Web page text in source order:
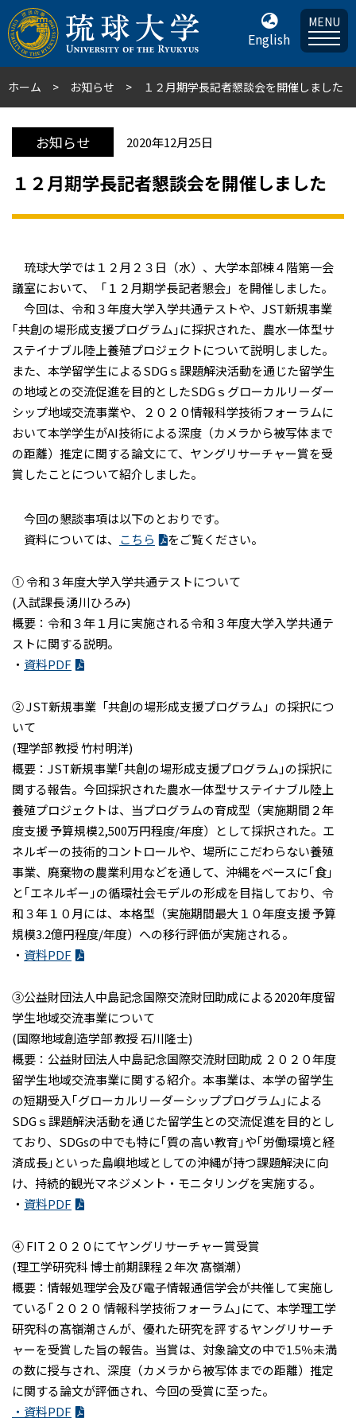
English
MENU
ホーム お知らせ １２月期学長記者懇談会を開催しました
お知らせ 2020年12月25日
１２月期学長記者懇談会を開催しました
琉球大学では１２月２３日（水）、大学本部棟４階第一会
議室において、「１２月期学長記者懇会」を開催しました。
今回は、令和３年度大学入学共通テストや、JST新規事業
｢共創の場形成支援プログラム｣に採択された、農水一体型サ
ステイナブル陸上養殖プロジェクトについて説明しました。
また、本学留学生によるSDGｓ課題解決活動を通じた留学生
の地域との交流促進を目的としたSDGｓグローカルリーダー
シップ地域交流事業や、２０２０情報科学技術フォーラムに
おいて本学学生がAI技術による深度（カメラから被写体まで
の距離）推定に関する論文にて、ヤングリサーチャー賞を受
賞したことについて紹介しました。
今回の懇談事項は以下のとおりです。
資料については、 こちら をご覧ください。
➀ 令和３年度大学入学共通テストについて
(入試課長 湧川ひろみ)
概要：令和３年１月に実施される令和３年度大学入学共通テ
ストに関する説明。
・ 資料PDF
② JST新規事業「共創の場形成支援プログラム」の採択につ
いて
(理学部 教授 竹村明洋)
概要：JST新規事業｢共創の場形成支援プログラム｣の採択に
関する報告。今回採択された農水一体型サステイナブル陸上
養殖プロジェクトは、当プログラムの育成型（実施期間２年
度支援 予算規模2,500万円程度/年度）として採択された。エ
ネルギーの技術的コントロールや、場所にこだわらない養殖
事業、廃棄物の農業利用などを通して、沖縄をベースに｢食｣
と｢エネルギー｣の循環社会モデルの形成を目指しており、令
和３年１０月には、本格型（実施期間最大１０年度支援 予算
規模3.2億円程度/年度）への移行評価が実施される。
・ 資料PDF
➂公益財団法人中島記念国際交流財団助成による2020年度留
学生地域交流事業について
(国際地域創造学部 教授 石川隆士)
概要：公益財団法人中島記念国際交流財団助成 ２０２０年度
留学生地域交流事業に関する紹介。本事業は、本学の留学生
の短期受入｢グローカルリーダーシッププログラム｣による
SDGｓ課題解決活動を通じた留学生との交流促進を目的とし
ており、SDGsの中でも特に｢質の高い教育｣や｢労働環境と経
済成長｣といった島嶼地域としての沖縄が持つ課題解決に向
け、持続的観光マネジメント・モニタリングを実施する。
・ 資料PDF
➃ FIT２０２０にてヤングリサーチャー賞受賞
(理工学研究科 博士前期課程２年次 髙嶺潮）
概要：情報処理学会及び電子情報通信学会が共催して実施し
ている｢２０２０ 情報科学技術フォーラム｣にて、本学理工学
研究科の髙嶺潮さんが、優れた研究を評するヤングリサーチ
ャーを受賞した旨の報告。当賞は、対象論文の中で1.5％未満
の数に授与され、深度（カメラから被写体までの距離）推定
に関する論文が評価され、今回の受賞に至った。
・資料PDF